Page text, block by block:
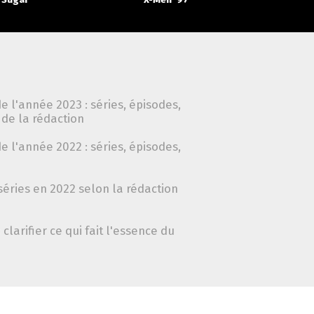
l'année 2023 : séries, épisodes,
la rédaction
l'année 2022 : séries, épisodes,
en 2022 selon la rédaction
clarifier ce qui fait l'essence du